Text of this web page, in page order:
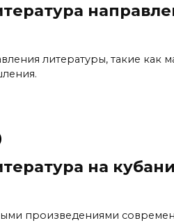
литературы, такие как
на кубани
произведениями